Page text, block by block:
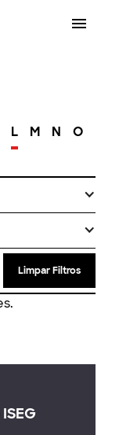
L M N O
Limpar Filtros